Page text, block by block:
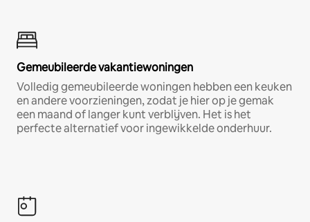
Gemeubileerde vakantiewoningen
Volledig gemeubileerde woningen hebben een keuken
en andere voorzieningen, zodat je hier op je gemak
een maand of langer kunt verblijven. Het is het
perfecte alternatief voor ingewikkelde onderhuur.